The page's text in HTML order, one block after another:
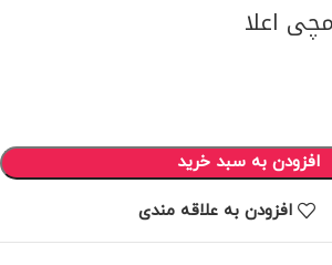
اعلا
افزودن به سبد خرید
افزودن به علاقه مندی